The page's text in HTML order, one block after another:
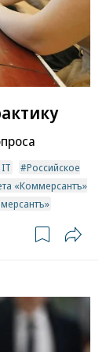
Российское
«Коммерсантъ»